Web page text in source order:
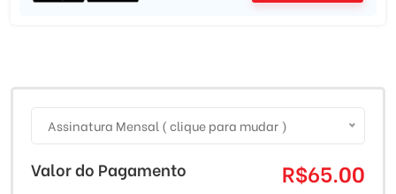
Assinatura Mensal ( clique para mudar )
Valor do Pagamento R$65.00